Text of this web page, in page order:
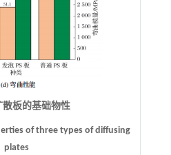
散板的基础物性
of three types of diffusing
plates